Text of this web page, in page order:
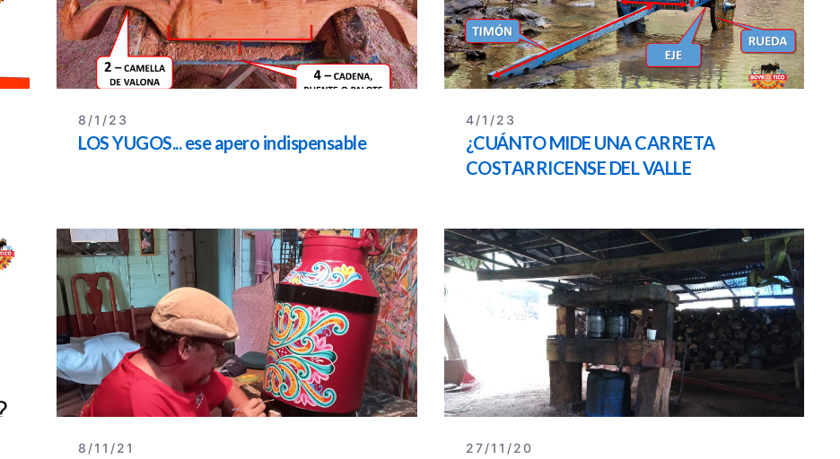
8/1/23
LOS YUGOS... ese apero indispensable
4/1/23
¿CUÁNTO MIDE UNA CARRETA
COSTARRICENSE DEL VALLE
8/11/21 27/11/20